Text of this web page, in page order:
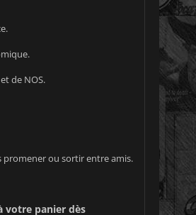
de NOS.
promener ou sortir entre amis.
votre panier dès